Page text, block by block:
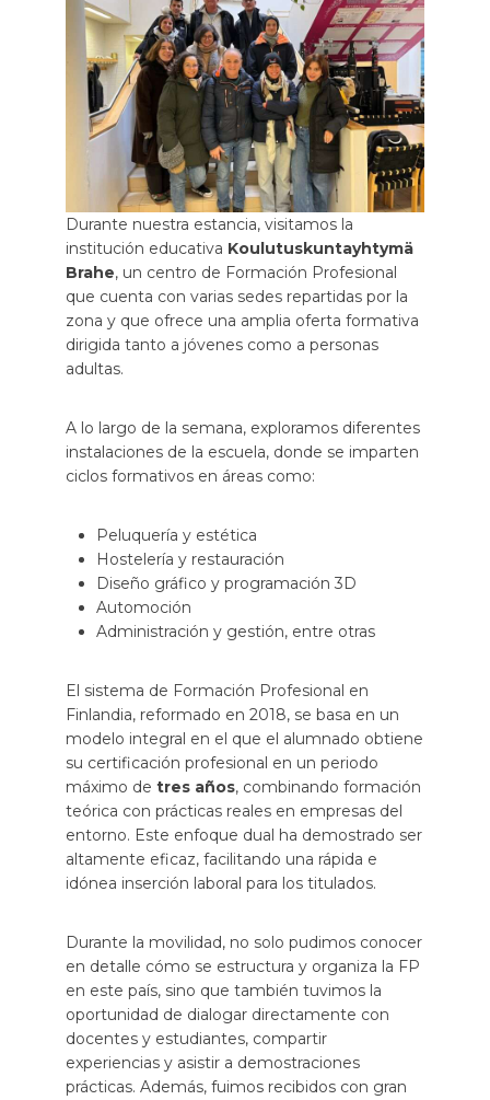
Durante nuestra estancia, visitamos la
institución educativa Koulutuskuntayhtymä
Brahe, un centro de Formación Profesional
que cuenta con varias sedes repartidas por la
zona y que ofrece una amplia oferta formativa
dirigida tanto a jóvenes como a personas
adultas.
A lo largo de la semana, exploramos diferentes
instalaciones de la escuela, donde se imparten
ciclos formativos en áreas como:
Peluquería y estética
Hostelería y restauración
Diseño gráfico y programación 3D
Automoción
Administración y gestión, entre otras
El sistema de Formación Profesional en
Finlandia, reformado en 2018, se basa en un
modelo integral en el que el alumnado obtiene
su certificación profesional en un periodo
máximo de tres años, combinando formación
teórica con prácticas reales en empresas del
entorno. Este enfoque dual ha demostrado ser
altamente eficaz, facilitando una rápida e
idónea inserción laboral para los titulados.
Durante la movilidad, no solo pudimos conocer
en detalle cómo se estructura y organiza la FP
en este país, sino que también tuvimos la
oportunidad de dialogar directamente con
docentes y estudiantes, compartir
experiencias y asistir a demostraciones
prácticas. Además, fuimos recibidos con gran